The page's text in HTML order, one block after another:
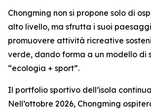
Chongming non si propone solo di
alto livello, ma sfrutta i suoi
promuovere attività ricreative
verde, dando forma a un modello di
“ecologia + sport”.
Il portfolio sportivo dell’isola
Nell’ottobre 2026, Chongming